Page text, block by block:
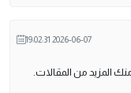
2026-06-07 19:02:31
المزيد من المقالات.